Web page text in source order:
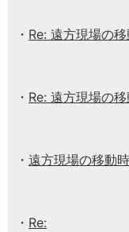
Re: 遠方現場の
Re: 遠方現場の
遠方現場の移動
Re: